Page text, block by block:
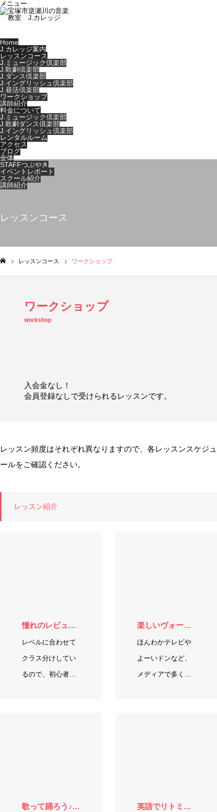
メニュー
Home
J.カレッジ案内
レッスンコース
J.ミュージック倶楽部
J.歌劇倶楽部
J.ダンス倶楽部
J.イングリッシュ倶楽部
J.昼活倶楽部
ワークショップ
講師紹介
料金について
J.ミュージック倶楽部
J.歌劇ダンス倶楽部
J.イングリッシュ倶楽部
レンタルルーム
アクセス
ブログ
全体
STAFFつぶやき
イベントレポート
スクール紹介
講師紹介
レッスンコース
レッスンコース ワークショップ
ワークショップ
workshop
入会金なし！
会員登録なしで受けられるレッスンです。
レッスン頻度はそれぞれ異なりますので、各レッスンスケジュ
ールをご確認ください。
レッスン紹介
憧れのレビュー舞踊
レベルに合わせて
クラス分けしてい
るので、初心者の
楽しいヴォーカルスペシャルレッスン
ほんわかテレビや
よーいドンなど、
メディアで多く紹
歌って踊ろう♪ステージダンス 英語でリトミック